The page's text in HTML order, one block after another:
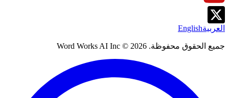
العربيةEnglish
جميع الحقوق محفوظة. Word Works AI Inc © 2026